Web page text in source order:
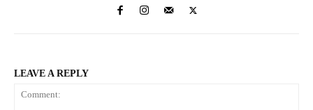
LEAVE A REPLY